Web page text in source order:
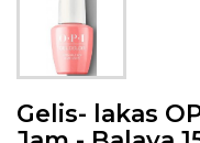
Gelis- lakas